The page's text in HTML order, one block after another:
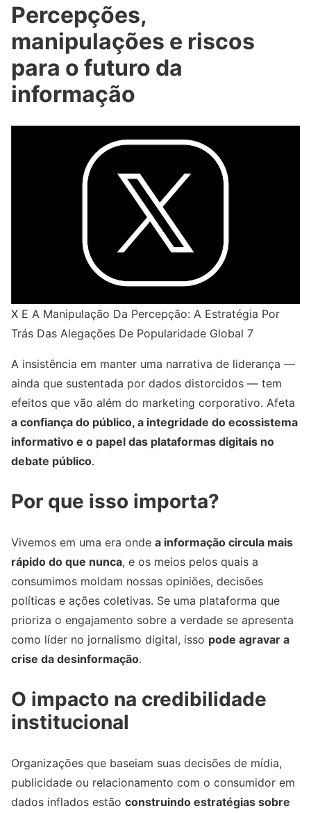
Percepções,
manipulações e riscos
para o futuro da
informação
X E A Manipulação Da Percepção: A Estratégia Por
Trás Das Alegações De Popularidade Global 7
A insistência em manter uma narrativa de liderança —
ainda que sustentada por dados distorcidos — tem
efeitos que vão além do marketing corporativo. Afeta
a confiança do público, a integridade do ecossistema
informativo e o papel das plataformas digitais no
debate público.
Por que isso importa?
Vivemos em uma era onde a informação circula mais
rápido do que nunca, e os meios pelos quais a
consumimos moldam nossas opiniões, decisões
políticas e ações coletivas. Se uma plataforma que
prioriza o engajamento sobre a verdade se apresenta
como líder no jornalismo digital, isso pode agravar a
crise da desinformação.
O impacto na credibilidade
institucional
Organizações que baseiam suas decisões de mídia,
publicidade ou relacionamento com o consumidor em
dados inflados estão construindo estratégias sobre